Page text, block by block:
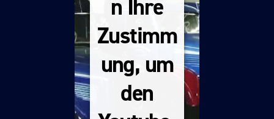
n Ihre
Zustimm
ung, um
den